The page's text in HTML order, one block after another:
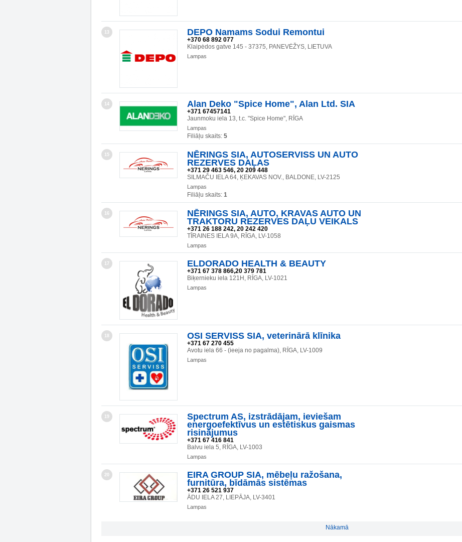
13 DEPO Namams Sodui Remontui
+370 68 892 077
Klaipėdos gatve 145 - 37375, PANEVĖŽYS, LIETUVA
Lampas
14 Alan Deko "Spice Home", Alan Ltd. SIA
+371 67457141
Jaunmoku iela 13, t.c. "Spice Home", RĪGA
Lampas
Filiāļu skaits: 5
15
NĒRINGS SIA, AUTOSERVISS UN AUTO
REZERVES DAĻAS
+371 29 463 546, 20 209 448
SILMAČU IELA 64, ĶEKAVAS NOV., BALDONE, LV-2125
Lampas
Filiāļu skaits: 1
16
NĒRINGS SIA, AUTO, KRAVAS AUTO UN
TRAKTORU REZERVES DAĻU VEIKALS
+371 26 188 242, 20 242 420
TĪRAINES IELA 9A, RĪGA, LV-1058
Lampas
17 ELDORADO HEALTH & BEAUTY
+371 67 378 866,20 379 781
Biķernieku iela 121H, RĪGA, LV-1021
Lampas
18 OSI SERVISS SIA, veterinārā klīnika
+371 67 270 455
Avotu iela 66 - (ieeja no pagalma), RĪGA, LV-1009
Lampas
19
Spectrum AS, izstrādājam, ieviešam
energoefektīvus un estētiskus gaismas
risinājumus
+371 67 416 841
Balvu iela 5, RĪGA, LV-1003
Lampas
20
EIRA GROUP SIA, mēbeļu ražošana,
furnitūra, bīdāmās sistēmas
+371 26 521 937
ĀDU IELA 27, LIEPĀJA, LV-3401
Lampas
Nākamā